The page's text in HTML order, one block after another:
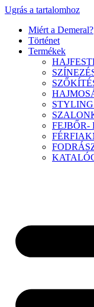
Ugrás a tartalomhoz
Miért a Demeral?
Történet
Termékek
FEJBŐR-